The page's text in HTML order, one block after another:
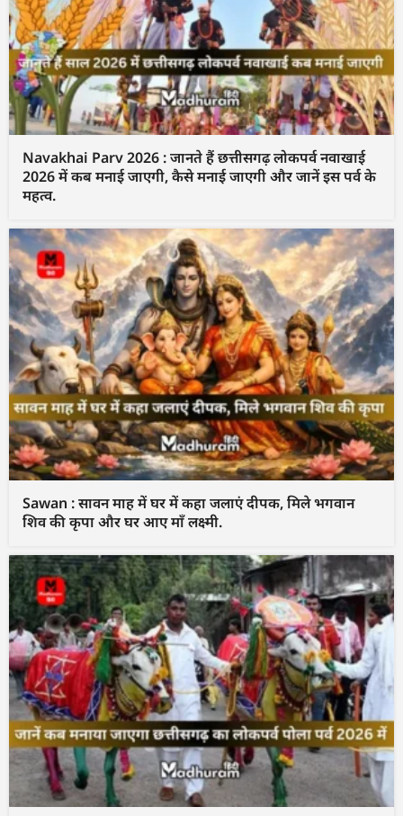
Navakhai Parv 2026 : जानते हैं छत्तीसगढ़ लोकपर्व नवाखाई
2026 में कब मनाई जाएगी, कैसे मनाई जाएगी और जानें इस पर्व के
महत्व.
Sawan : सावन माह में घर में कहा जलाएं दीपक, मिले भगवान
शिव की कृपा और घर आए माँ लक्ष्मी.